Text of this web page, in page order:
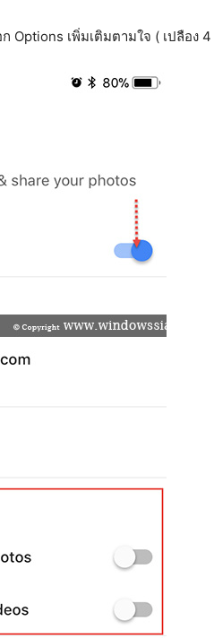
Options เพิ่มเติมตามใจ ( เปลือง 4